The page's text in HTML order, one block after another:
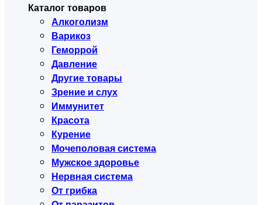
Каталог товаров
Алкоголизм
Варикоз
Геморрой
Давление
Другие товары
Зрение и слух
Иммунитет
Красота
Курение
Мочеполовая система
Мужское здоровье
Нервная система
От грибка